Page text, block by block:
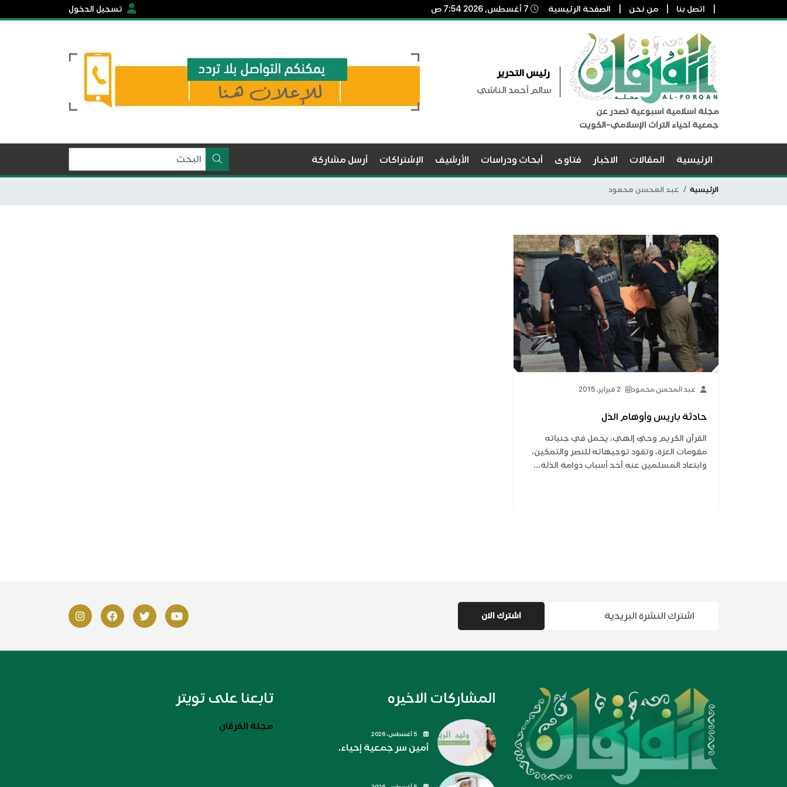
اتصل بنا من نحن الصفحة الرئيسية تسجيل الدخول
مجلة اسلامية اسبوعية تصدر عن
جمعية احياء التراث الإسلامي-الكويت
رئيس التحرير
سالم أحمد الناشي
الرئيسية المقالات الاخبار فتاوى أبحاث ودراسات الأرشيف الإشتراكات أرسل مشاركة
الرئيسية عبد المحسن محمود
عبد المحسن محمود 2 فبراير، 2015
حادثة باريس وأوهام الذل
القرآن الكريم وحيٌ إلهي، يحمل في جنباته
مقومات العزة، وتقود توجيهاته للنصر والتمكين،
وابتعاد المسلمين عنه أحد أسباب دوامة الذلة...
المشاركات الاخيره
أمين سر جمعية إحياء.
تابعنا على تويتر
مجلة الفرقان